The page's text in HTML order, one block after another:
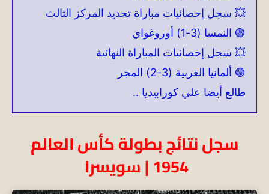
💥 سجل إحصائيات مباراة تحديد المركز الثالث
🟢 النمسا (3-1) أوروغواي
💥 سجل إحصائيات المباراة النهائية
🟢 ألمانيا الغربية (3-2) المجر
طالع أيضا علي كورابيديا ..
سجل نتائج بطولة كأس العالم
1954 | سويسرا